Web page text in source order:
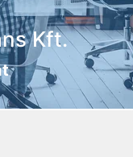
Kft.